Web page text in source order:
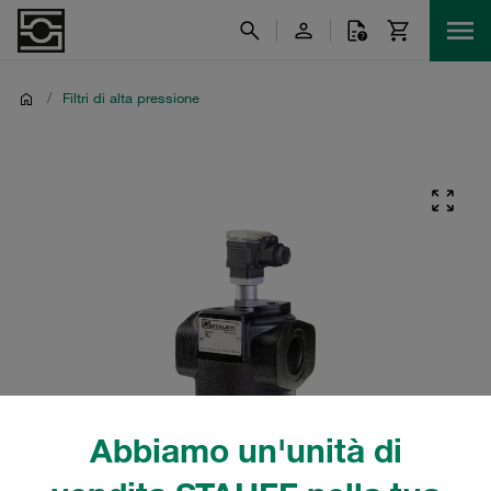
Abbiamo un'unità di
/ Filtri di alta pressione